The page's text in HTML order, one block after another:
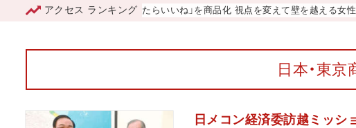
アクセス ランキング
名商工会議所） 「あったらいいね」を商品化 視点を変えて壁を越える女性経営
日本・東
日メコン経済委訪越ミッシ